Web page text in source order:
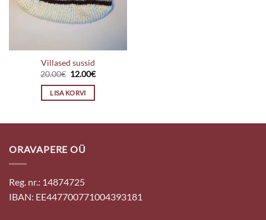
Villased sussid
20.00€ Algne
oli:
20.00€.
12.00€Praegune
LISA KORVI
ORAVAPERE OÜ
Reg. nr.: 14874725
IBAN: EE447700771004393181